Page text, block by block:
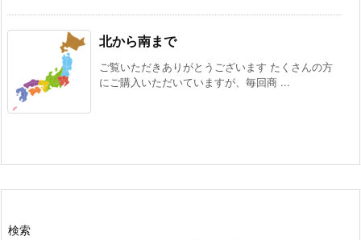
北から南まで
ご覧いただきありがとうございます たくさんの方
にご購入いただいていますが、毎回商 ...
検索